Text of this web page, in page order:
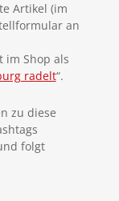
Artikel (im
an
im Shop als
radelt“.
zu diese
folgt